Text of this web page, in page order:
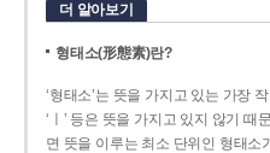
더 알아보기
형태소(形態素)란?
‘형태소’는 뜻을 가지고 있는 가장
‘ㅣ’ 등은 뜻을 가지고 있지 않기 때
면 뜻을 이루는 최소 단위인 형태소